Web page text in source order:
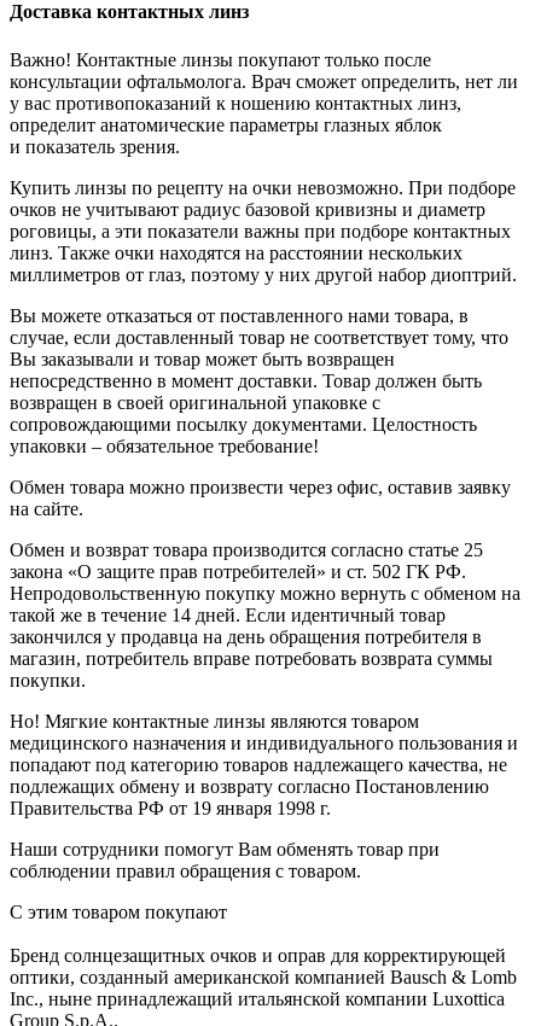
Доставка контактных линз
Важно! Контактные линзы покупают только после
консультации офтальмолога. Врач сможет определить, нет ли
у вас противопоказаний к ношению контактных линз,
определит анатомические параметры глазных яблок
и показатель зрения.
Купить линзы по рецепту на очки невозможно. При подборе
очков не учитывают радиус базовой кривизны и диаметр
роговицы, а эти показатели важны при подборе контактных
линз. Также очки находятся на расстоянии нескольких
миллиметров от глаз, поэтому у них другой набор диоптрий.
Вы можете отказаться от поставленного нами товара, в
случае, если доставленный товар не соответствует тому, что
Вы заказывали и товар может быть возвращен
непосредственно в момент доставки. Товар должен быть
возвращен в своей оригинальной упаковке с
сопровождающими посылку документами. Целостность
упаковки – обязательное требование!
Обмен товара можно произвести через офис, оставив заявку
на сайте.
Обмен и возврат товара производится согласно статье 25
закона «О защите прав потребителей» и ст. 502 ГК РФ.
Непродовольственную покупку можно вернуть с обменом на
такой же в течение 14 дней. Если идентичный товар
закончился у продавца на день обращения потребителя в
магазин, потребитель вправе потребовать возврата суммы
покупки.
Но! Мягкие контактные линзы являются товаром
медицинского назначения и индивидуального пользования и
попадают под категорию товаров надлежащего качества, не
подлежащих обмену и возврату согласно Постановлению
Правительства РФ от 19 января 1998 г.
Наши сотрудники помогут Вам обменять товар при
соблюдении правил обращения с товаром.
С этим товаром покупают
Бренд солнцезащитных очков и оправ для корректирующей
оптики, созданный американской компанией Bausch & Lomb
Inc., ныне принадлежащий итальянской компании Luxottica
Group S.p.A..